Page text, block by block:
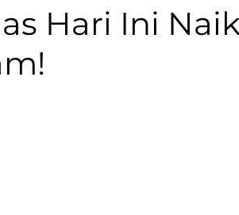
Hari Ini